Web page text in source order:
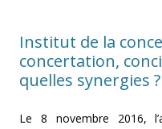
Institut de la
concertation,
quelles synergies ?
Le 8 novembre 2016,